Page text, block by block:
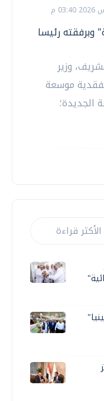
وبرفقته رئيسا
وزير
موسعة
الجديدة؛
الأكثر قراءة